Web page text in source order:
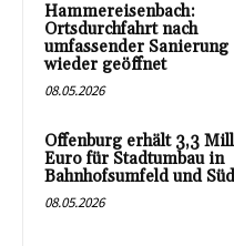
Hammereisenbach:
Ortsdurchfahrt nach
umfassender Sanierung
wieder geöffnet
08.05.2026
Offenburg erhält 3,3
Euro für Stadtumbau in
Bahnhofsumfeld und
08.05.2026